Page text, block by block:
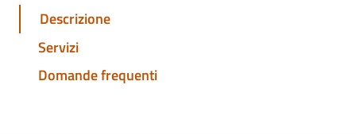
Descrizione
Servizi
Domande frequenti